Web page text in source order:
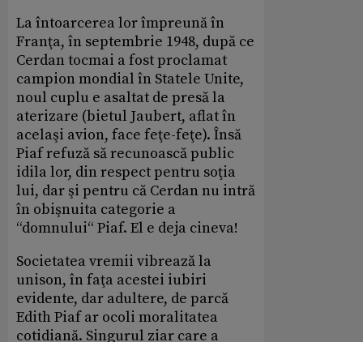
La întoarcerea lor împreună în
Franţa, în septembrie 1948, după ce
Cerdan tocmai a fost proclamat
campion mondial în Statele Unite,
noul cuplu e asaltat de presă la
aterizare (bietul Jaubert, aflat în
acelaşi avion, face feţe-feţe). Însă
Piaf refuză să recunoască public
idila lor, din respect pentru soţia
lui, dar şi pentru că Cerdan nu intră
în obişnuita categorie a
“domnului“ Piaf. El e deja cineva!
Societatea vremii vibrează la
unison, în faţa acestei iubiri
evidente, dar adultere, de parcă
Edith Piaf ar ocoli moralitatea
cotidiană. Singurul ziar care a